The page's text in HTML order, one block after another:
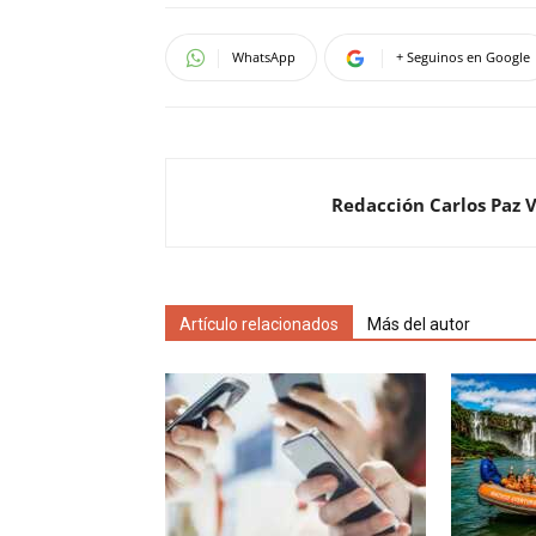
WhatsApp + Seguinos en Google
Redacción Carlos Paz
Artículo relacionados Más del autor